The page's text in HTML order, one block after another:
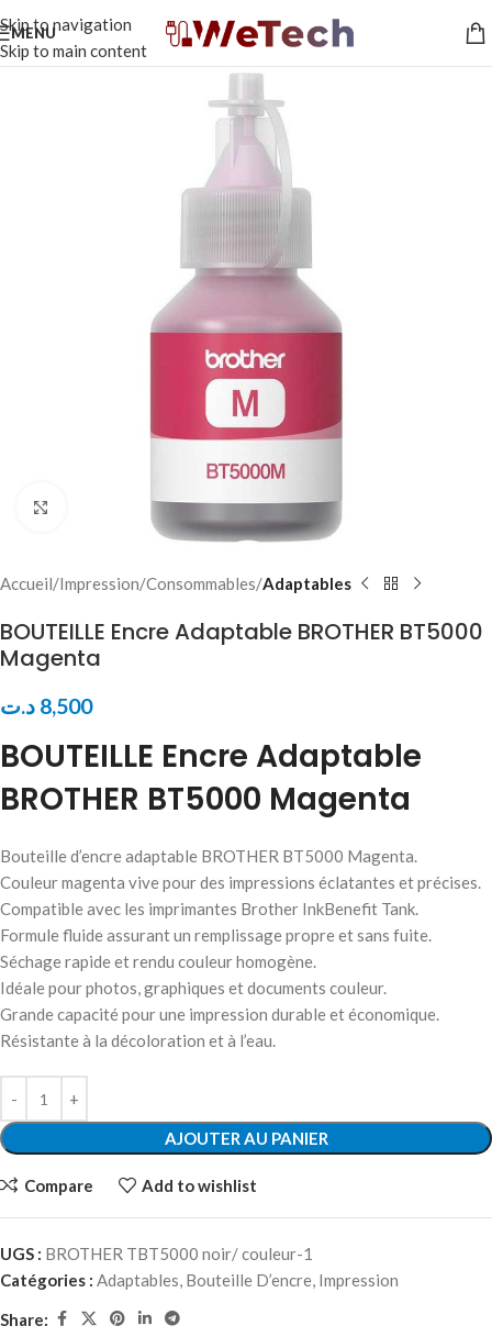
Skip to navigation
Skip to main content
MENU
Click to enlarge
Accueil Impression Consommables Adaptables
BOUTEILLE Encre Adaptable BROTHER BT5000
Magenta
8,500 د.ت
BOUTEILLE Encre Adaptable
BROTHER BT5000 Magenta
Bouteille d’encre adaptable BROTHER BT5000 Magenta.
Couleur magenta vive pour des impressions éclatantes et précises.
Compatible avec les imprimantes Brother InkBenefit Tank.
Formule fluide assurant un remplissage propre et sans fuite.
Séchage rapide et rendu couleur homogène.
Idéale pour photos, graphiques et documents couleur.
Grande capacité pour une impression durable et économique.
Résistante à la décoloration et à l’eau.
AJOUTER AU PANIER
Compare Add to wishlist
UGS : BROTHER TBT5000 noir/ couleur-1
Catégories : Adaptables, Bouteille D’encre, Impression
Share: